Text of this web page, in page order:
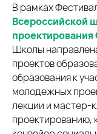
В рамках
Всероссийской
Школы
проектов
образования к
молодежных
лекции и мастер-
проектированию,